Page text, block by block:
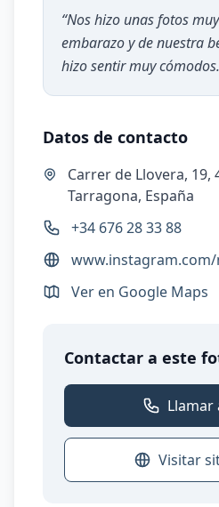
“Nos hizo unas fotos
embarazo y de nuestra
hizo sentir muy cómodos.
Datos de contacto
Carrer de Llovera, 19,
Tarragona, España
+34 676 28 33 88
Ver en Google Maps
Contactar a este
Llamar
Visitar